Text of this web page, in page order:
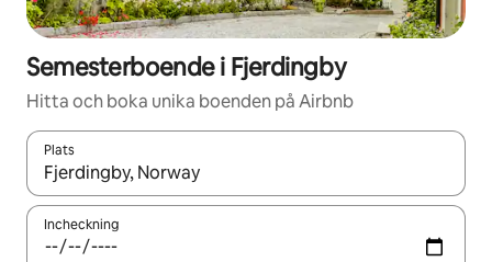
Semesterboende i Fjerdingby
Hitta och boka unika boenden på Airbnb
Plats
När resultaten är tillgängliga kan du navigera med upp- och
Incheckning